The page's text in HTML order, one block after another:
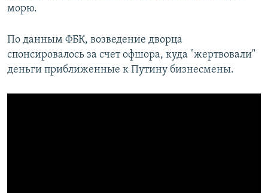
морю.
По данным ФБК, возведение дворца
спонсировалось за счет офшора, куда "жертвовали"
деньги приближенные к Путину бизнесмены.